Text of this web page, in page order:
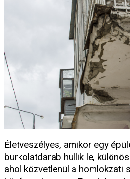
Életveszélyes, amikor egy
burkolatdarab hullik le,
ahol közvetlenül a homlokzati